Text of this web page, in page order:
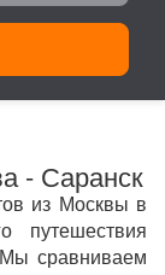
- Саранск
из Москвы в
путешествия
сравниваем